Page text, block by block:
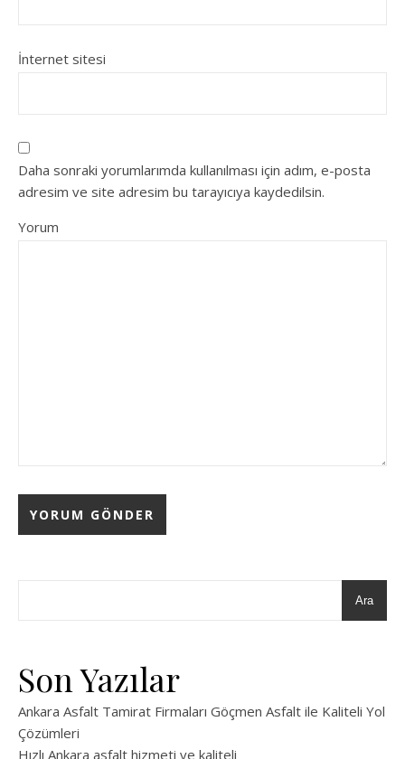
İnternet sitesi
Daha sonraki yorumlarımda kullanılması için adım, e-posta
adresim ve site adresim bu tarayıcıya kaydedilsin.
Yorum
Ara
Son Yazılar
Ankara Asfalt Tamirat Firmaları Göçmen Asfalt ile Kaliteli Yol
Çözümleri
Hızlı Ankara asfalt hizmeti ve kaliteli